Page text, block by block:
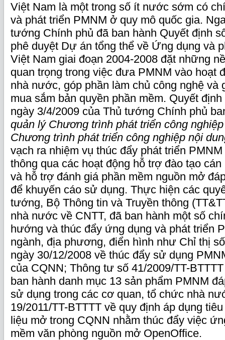
Việt Nam là một trong số ít nước sớm có
và phát triển PMNM ở quy mô quốc gia.
tướng Chính phủ đã ban hành Quyết định
phê duyệt Dự án tổng thể về Ứng dụng và
Việt Nam giai đoạn 2004-2008 đặt những
quan trọng trong việc đưa PMNM vào hoạt
nhà nước, góp phần làm chủ công nghệ và
mua sắm bản quyền phần mềm. Quyết
ngày 3/4/2009 của Thủ tướng Chính phủ
quản lý Chương trình phát triển công
Chương trình phát triển công nghiệp nội
vạch ra nhiệm vụ thúc đẩy phát triển
thông qua các hoạt động hỗ trợ đào tạo
và hỗ trợ đánh giá phần mềm nguồn mở
để khuyến cáo sử dụng. Thực hiện các
tướng, Bộ Thông tin và Truyền thông
nhà nước về CNTT, đã ban hành một số
hướng và thúc đẩy ứng dụng và phát triển
ngành, địa phương, điển hình như Chỉ thị
ngày 30/12/2008 về thúc đẩy sử dụng
của CQNN; Thông tư số 41/2009/TT-
ban hành danh mục 13 sản phẩm PMNM
sử dụng trong các cơ quan, tổ chức nhà
19/2011/TT-BTTTT về quy định áp dụng
liệu mở trong CQNN nhằm thúc đẩy việc
mềm văn phòng nguồn mở OpenOffice.